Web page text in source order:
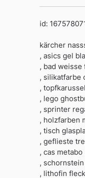
id:
kärcher
, asics gel
, bad weisse
, silikatfarbe
,
, lego
, sprinter
, holzfarben
, tisch
, geflieste
, cas metabo
,
, lithofin